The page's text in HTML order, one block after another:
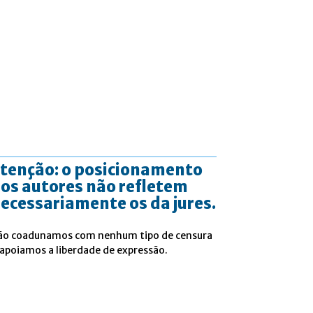
o posicionamento
autores não refletem
os da jures.
coadunamos com nenhum tipo de censura
a liberdade de expressão.